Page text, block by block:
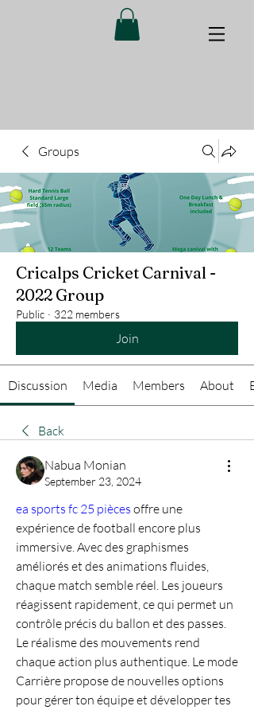
Groups
Cricalps Cricket Carnival -
2022 Group
Public · 322 members
Join
Discussion Media Members About
Back
Nabua Monian
September 23, 2024
ea sports fc 25 pièces offre une
expérience de football encore plus
immersive. Avec des graphismes
améliorés et des animations fluides,
chaque match semble réel. Les joueurs
réagissent rapidement, ce qui permet un
contrôle précis du ballon et des passes.
Le réalisme des mouvements rend
chaque action plus authentique. Le mode
Carrière propose de nouvelles options
pour gérer ton équipe et développer tes